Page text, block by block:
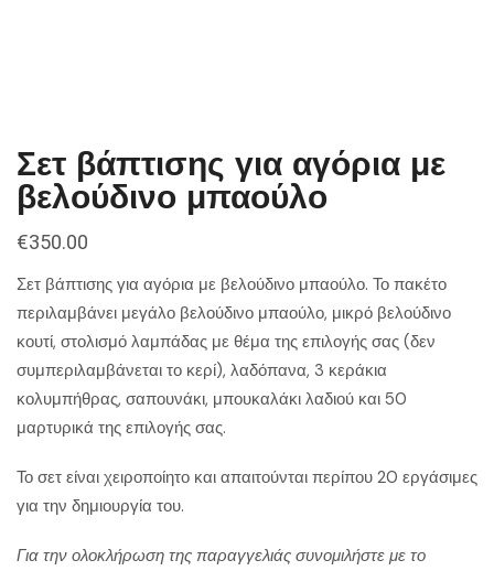
Σετ βάπτισης για αγόρια με
βελούδινο μπαούλο
€350.00
Σετ βάπτισης για αγόρια με βελούδινο μπαούλο. Το πακέτο
περιλαμβάνει μεγάλο βελούδινο μπαούλο, μικρό βελούδινο
κουτί, στολισμό λαμπάδας με θέμα της επιλογής σας (δεν
συμπεριλαμβάνεται το κερί), λαδόπανα, 3 κεράκια
κολυμπήθρας, σαπουνάκι, μπουκαλάκι λαδιού και 50
μαρτυρικά της επιλογής σας.
Το σετ είναι χειροποίητο και απαιτούνται περίπου 20 εργάσιμες
για την δημιουργία του.
Για την ολοκλήρωση της παραγγελιάς συνομιλήστε με το